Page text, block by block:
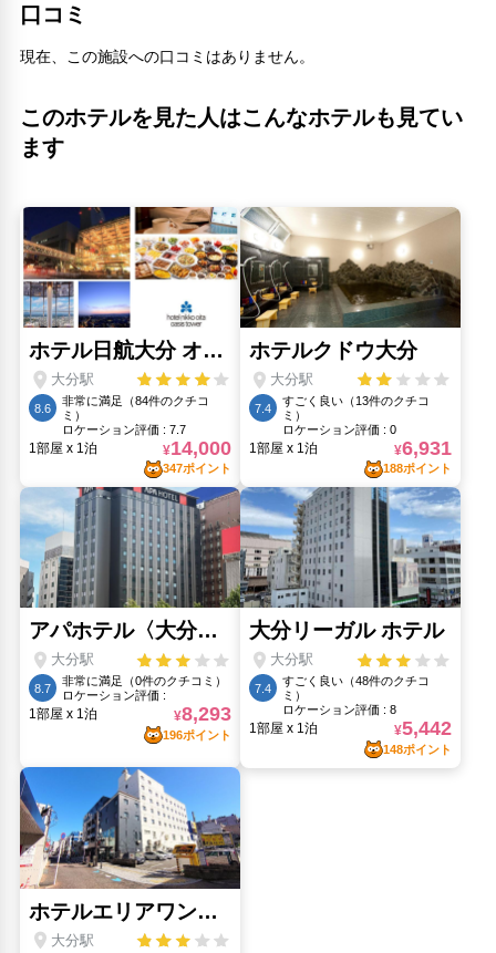
今村病院(790m)
大分フォーラス(260m)
大分市観光案内所(150m)
大分府内城跡(770m)
大分県立美術館(870m)
大友宗麟公像(160m)
大志生木海水浴場(20.94km)
帆足本家富春館(10.07km)
春日神社(1.49km)
トキハ本店(290m)
梼原八幡神社(5.29km)
田ノ浦ビーチ(5.98km)
白木海水浴場(24.51km)
臼杵公園(21.92km)
若草公園(390m)
萬寿寺(870m)
豊後にわさき市場(280m)
遊歩公園(650m)
人気スポット
アミュプラザおおいた(180m)
佐賀関道の駅(20.57km)
大分府内城跡(770m)
大分マリーンパレス水族館 うみたまご(7.31km)
大分県立美術館(870m)
田ノ浦ビーチ(5.98km)
道の駅さがのせき(20.57km)
高崎山自然動物園(7.67km)
口コミ
現在、この施設への口コミはありません。
このホテルを見た人はこんなホテルも見てい
ます